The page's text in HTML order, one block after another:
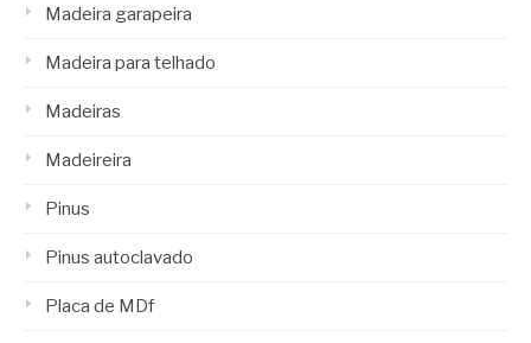
Madeira garapeira
Madeira para telhado
Madeiras
Madeireira
Pinus
Pinus autoclavado
Placa de MDf